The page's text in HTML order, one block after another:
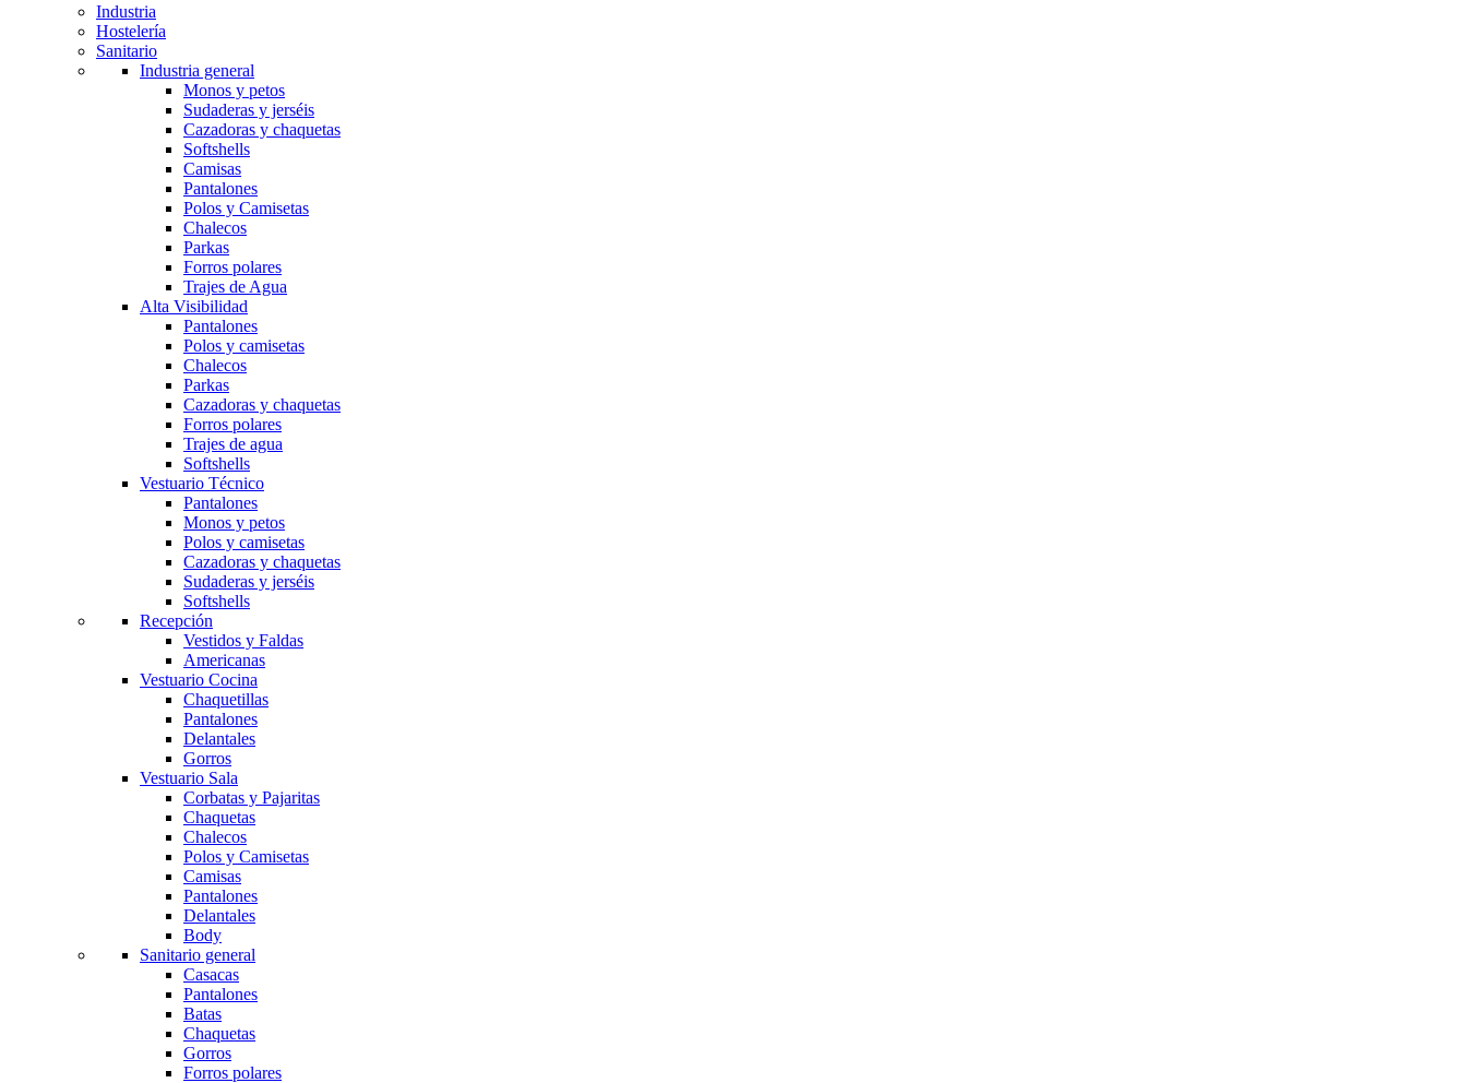
Industria
Hostelería
Sanitario
Industria general
Monos y petos
Sudaderas y jerséis
Cazadoras y chaquetas
Softshells
Camisas
Pantalones
Polos y Camisetas
Chalecos
Parkas
Forros polares
Trajes de Agua
Alta Visibilidad
Pantalones
Polos y camisetas
Chalecos
Parkas
Cazadoras y chaquetas
Forros polares
Trajes de agua
Softshells
Vestuario Técnico
Pantalones
Monos y petos
Polos y camisetas
Cazadoras y chaquetas
Sudaderas y jerséis
Softshells
Recepción
Vestidos y Faldas
Americanas
Vestuario Cocina
Chaquetillas
Pantalones
Delantales
Gorros
Vestuario Sala
Corbatas y Pajaritas
Chaquetas
Chalecos
Polos y Camisetas
Camisas
Pantalones
Delantales
Body
Sanitario general
Casacas
Pantalones
Batas
Chaquetas
Gorros
Forros polares